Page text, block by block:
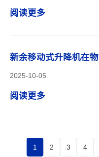
阅读更多
新余移动式升降机在
2025-10-05
阅读更多
1 2 3 4